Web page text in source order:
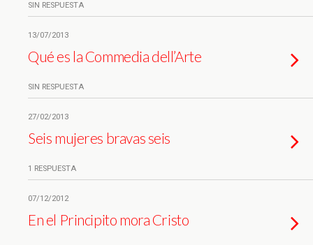
SIN RESPUESTA
13/07/2013
Qué es la Commedia dell’Arte
SIN RESPUESTA
27/02/2013
Seis mujeres bravas seis
1 RESPUESTA
07/12/2012
En el Principito mora Cristo